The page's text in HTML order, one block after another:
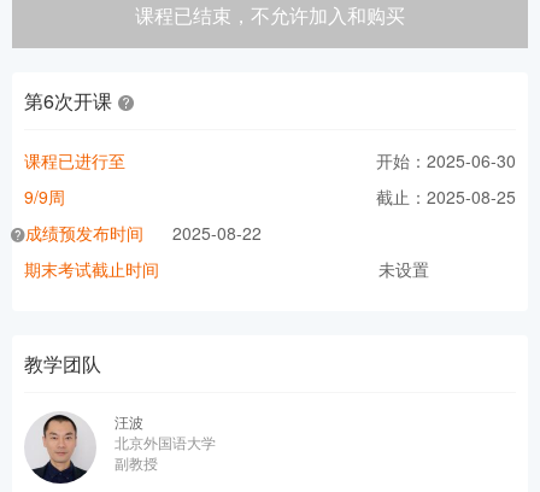
课程已结束，不允许加入和购买
第6次开课
开始：2025-06-30
截止：2025-08-25
课程已进行至
9/9周
成绩预发布时间
2025-08-22
期末考试截止时间
未设置
教学团队
汪波
北京外国语大学
副教授